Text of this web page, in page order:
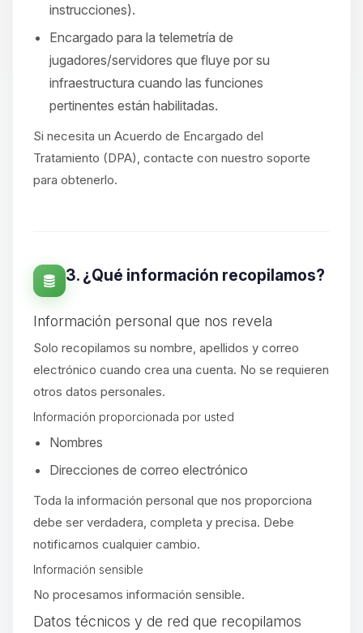
instrucciones).
Encargado para la telemetría de
jugadores/servidores que fluye por su
infraestructura cuando las funciones
pertinentes están habilitadas.
Si necesita un Acuerdo de Encargado del
Tratamiento (DPA), contacte con nuestro soporte
para obtenerlo.
3. ¿Qué información recopilamos?
Información personal que nos revela
Solo recopilamos su nombre, apellidos y correo
electrónico cuando crea una cuenta. No se requieren
otros datos personales.
Información proporcionada por usted
Nombres
Direcciones de correo electrónico
Toda la información personal que nos proporciona
debe ser verdadera, completa y precisa. Debe
notificarnos cualquier cambio.
Información sensible
No procesamos información sensible.
Datos técnicos y de red que recopilamos
Yupi, por fin alguien con quien